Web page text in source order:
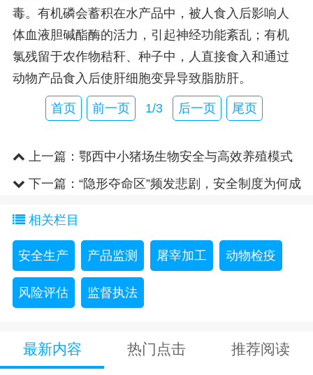
毒。有机磷会蓄积在水产品中，被人食入后影响人
体血液胆碱酯酶的活力，引起神经功能紊乱；有机
氯残留于农作物秸秆、种子中，人直接食入和通过
动物产品食入后使肝细胞变异导致脂肪肝。
首页 前一页 1/3 后一页 尾页
上一篇： 鄂西中小猪场生物安全与高效养殖模式
研究下一篇： “隐形夺命区”频发悲剧，安全制度为何成
相关栏目
安全生产 产品监测 屠宰加工 动物检疫
风险评估 监督执法
最新内容 热门点击 推荐阅读